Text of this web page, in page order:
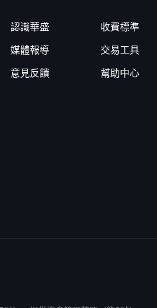
認識華盛
媒體報導
意見反饋
收費標準
交易工具
幫助中心